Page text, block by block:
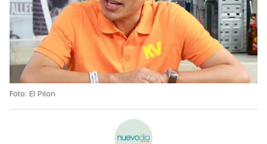
Foto: El Pilon